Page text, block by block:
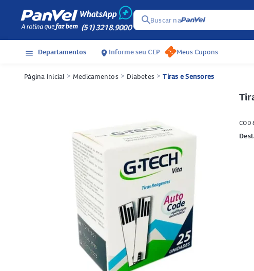
(51) 3218.9000
searchBuscar na
menu Departamentos location_on Informe seu CEP Meus Cupons
Página Inicial > Medicamentos > Diabetes > Tiras e Sensores
COD